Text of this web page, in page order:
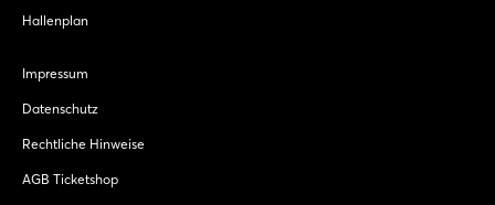
Hallenplan
Impressum
Datenschutz
Rechtliche Hinweise
AGB Ticketshop